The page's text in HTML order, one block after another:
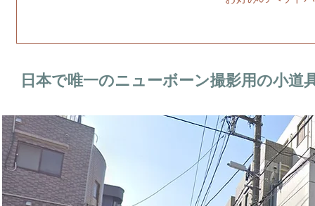
日本で唯一のニューボーン撮影用の小道